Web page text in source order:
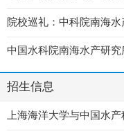
院校巡礼：中科院南海
中国水科院南海水产研
招生信息
上海海洋大学与中国水